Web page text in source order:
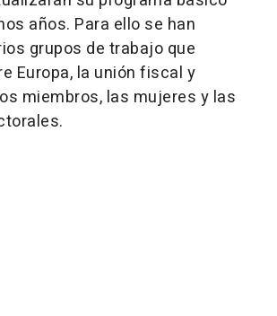
años. Para ello se han
grupos de trabajo que
Europa, la unión fiscal y
miembros, las mujeres y las